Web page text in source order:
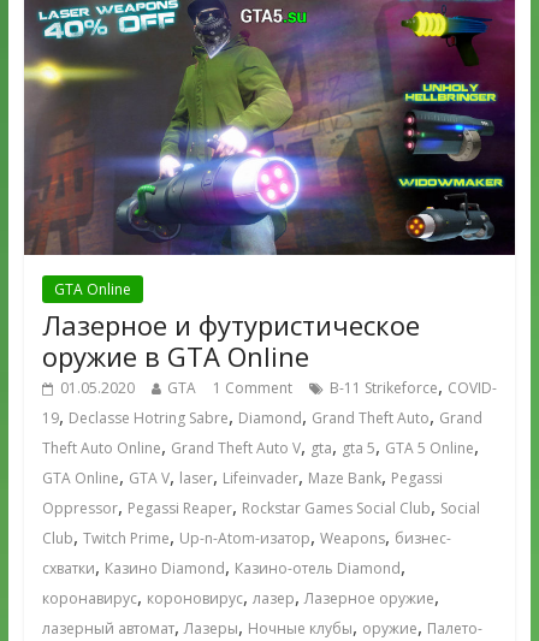
GTA Online
Лазерное и футуристическое
оружие в GTA Online
01.05.2020 GTA 1 Comment B-11 Strikeforce, COVID-
19, Declasse Hotring Sabre, Diamond, Grand Theft Auto, Grand
Theft Auto Online, Grand Theft Auto V, gta, gta 5, GTA 5 Online,
GTA Online, GTA V, laser, Lifeinvader, Maze Bank, Pegassi
Oppressor, Pegassi Reaper, Rockstar Games Social Club, Social
Club, Twitch Prime, Up-n-Atom-изатор, Weapons, бизнес-
схватки, Казино Diamond, Казино-отель Diamond,
коронавирус, короновирус, лазер,Лазерное оружие,
лазерный автомат,Лазеры, Ночные клубы, оружие, Палето-